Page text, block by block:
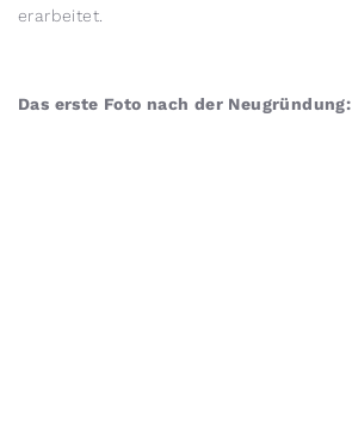
erarbeitet.
Das erste Foto nach der Neugründung: